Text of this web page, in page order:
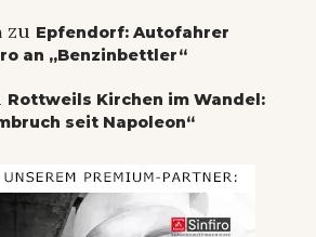
zu Epfendorf: Autofahrer
an „Benzinbettler“
Rottweils Kirchen im Wandel:
seit Napoleon“